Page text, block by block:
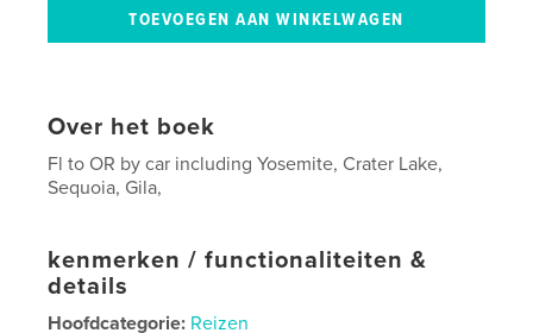
Over het boek
Fl to OR by car including Yosemite, Crater Lake,
Sequoia, Gila,
kenmerken / functionaliteiten &
details
Hoofdcategorie: Reizen